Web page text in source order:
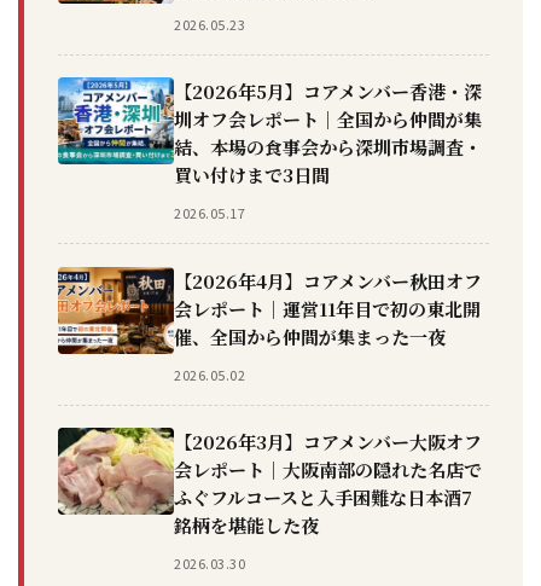
2026.05.23
【2026年5月】コアメンバー香港・深
圳オフ会レポート｜全国から仲間が集
結、本場の食事会から深圳市場調査・
買い付けまで3日間
2026.05.17
【2026年4月】コアメンバー秋田オフ
会レポート｜運営11年目で初の東北開
催、全国から仲間が集まった一夜
2026.05.02
【2026年3月】コアメンバー大阪オフ
会レポート｜大阪南部の隠れた名店で
ふぐフルコースと入手困難な日本酒7
銘柄を堪能した夜
2026.03.30